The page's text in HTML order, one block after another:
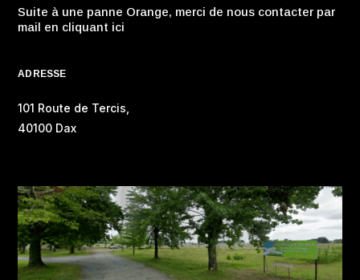
Suite à une panne Orange, merci de nous contacter par
mail en cliquant ici
ADRESSE
101 Route de Tercis,
40100 Dax